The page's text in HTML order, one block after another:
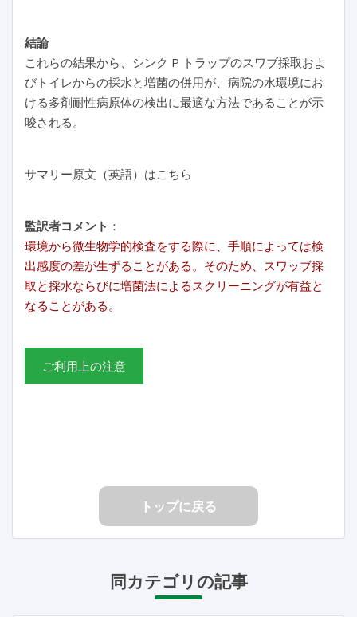
結論
これらの結果から、シンク P トラップのスワブ採取およ
びトイレからの採水と増菌の併用が、病院の水環境にお
ける多剤耐性病原体の検出に最適な方法であることが示
唆される。
サマリー原文（英語）はこちら
監訳者コメント ：
環境から微生物学的検査をする際に、手順によっては検
出感度の差が生ずることがある。そのため、スワッブ採
取と採水ならびに増菌法によるスクリーニングが有益と
なることがある。
ご利用上の注意
トップに戻る
同カテゴリの記事